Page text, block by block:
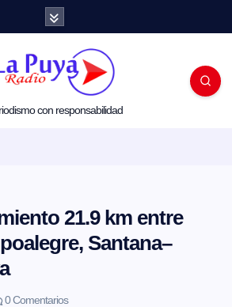
con responsabilidad
21.9 km entre
Santana–
0 Comentarios